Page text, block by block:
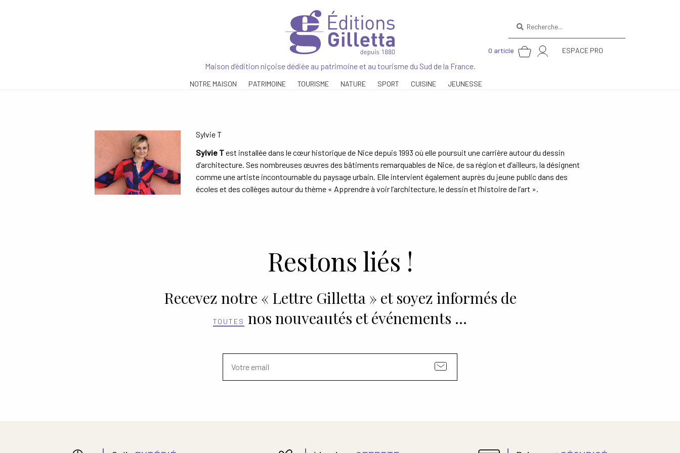
Maison d’édition niçoise dédiée au patrimoine et au tourisme du Sud de la France.
ESPACE PRO
0 article
pour :
NOTRE MAISON PATRIMOINE TOURISME NATURE SPORT CUISINE JEUNESSE
Sylvie T
Sylvie Test installée dans le cœur historique de Nice depuis 1993 où elle poursuit une carrière autour du dessin
d’architecture. Ses nombreuses œuvres des bâtiments remarquables de Nice, de sa région et d’ailleurs, la désignent
comme une artiste incontournable du paysage urbain. Elle intervient également auprès du jeune public dans des
écoles et des collèges autour du thème « Apprendre à voir l’architecture, le dessin et l’histoire de l’art ».
Restons liés !
Recevez notre « Lettre Gilletta » et soyez informés de
TOUTES nos nouveautés et événements …